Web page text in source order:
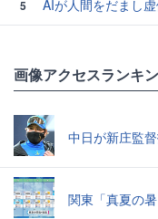
5
AIが人間をだまし
画像アクセスランキ
中日が新庄監
関東「真夏の